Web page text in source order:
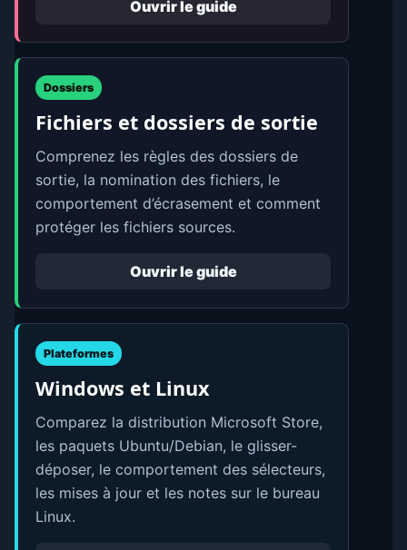
Ouvrir le guide
Dossiers
Fichiers et dossiers de sortie
Comprenez les règles des dossiers de
sortie, la nomination des fichiers, le
comportement d’écrasement et comment
protéger les fichiers sources.
Ouvrir le guide
Plateformes
Windows et Linux
Comparez la distribution Microsoft Store,
les paquets Ubuntu/Debian, le glisser-
déposer, le comportement des sélecteurs,
les mises à jour et les notes sur le bureau
Linux.